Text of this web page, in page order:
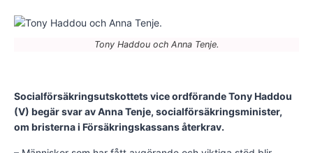
Tony Haddou och Anna Tenje.
Socialförsäkringsutskottets vice ordförande Tony Haddou
(V) begär svar av Anna Tenje, socialförsäkringsminister,
om bristerna i Försäkringskassans återkrav.